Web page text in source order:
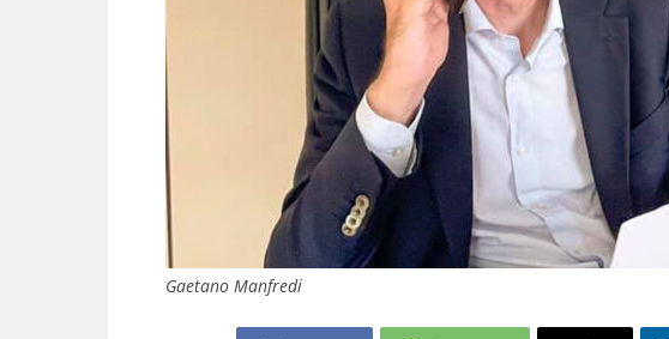
Gaetano Manfredi